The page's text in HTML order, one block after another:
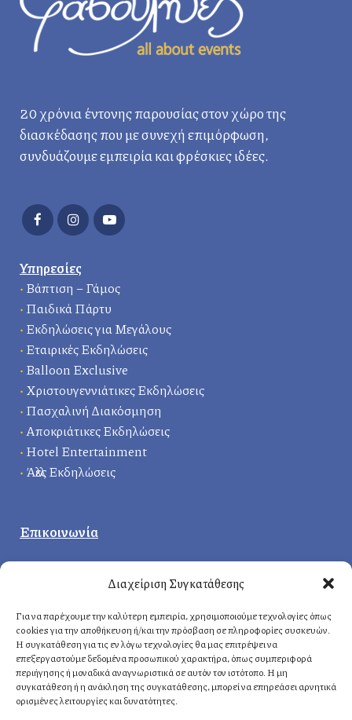
Διαχείριση Συγκατάθεσης
Για να παρέχουμε την καλύτερη εμπειρία, χρησιμοποιούμε τεχνολογίες όπως
cookies για την αποθήκευση ή/και την πρόσβαση σε πληροφορίες συσκευών.
Η συγκατάθεση για τις εν λόγω τεχνολογίες θα μας επιτρέψει να
επεξεργαστούμε δεδομένα προσωπικού χαρακτήρα, όπως συμπεριφορά
περιήγησης ή μοναδικά αναγνωριστικά σε αυτόν τον ιστότοπο. Η μη
συγκατάθεση ή η ανάκληση της συγκατάθεσης, μπορεί να επηρεάσει αρνητικά
ορισμένες λειτουργίες και δυνατότητες.
20 χρόνια έντονης παρουσίας στον χώρο της
διασκέδασης που με συνεχή επιμόρφωση,
συνδυάζουμε εμπειρία και φρέσκιες ιδέες.
Υπηρεσίες
• Βάπτιση – Γάμος
• Παιδικά Πάρτυ
• Εκδηλώσεις για Μεγάλους
• Εταιρικές Εκδηλώσεις
• Balloon Exclusive
• Χριστουγεννιάτικες Εκδηλώσεις
• Πασχαλινή Διακόσμηση
•Αποκριάτικες Εκδηλώσεις
• Hotel Entertainment
• Άλλες Εκδηλώσεις
Επικοινωνία
Δερβενακίων 1, 14121 Ηράκλειο
Αττική, Ελλάδα
Αθήνα: +30 210 8814876
Κρήτη: +30 2810 258703